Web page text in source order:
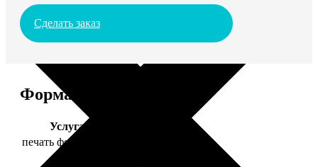
Сделать заказ
Форматы и цены
Услуга
печать фото 10х10